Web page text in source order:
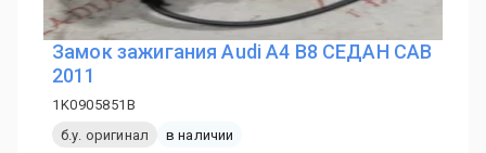
Замок зажигания Audi A4 B8 СЕДАН CAB
2011
1K0905851B
б.у. оригинал
в наличии